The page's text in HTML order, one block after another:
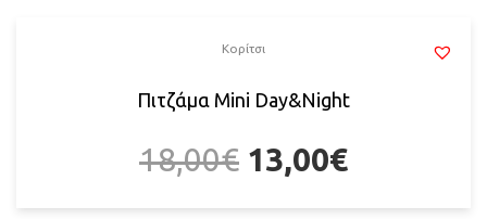
Κορίτσι
Πιτζάμα Mini Day&Night
18,00€ 13,00€